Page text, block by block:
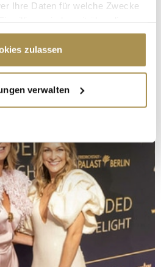
Ihre Daten für welche Zwecke
Klicken auf das Privacy
widerrufen
Ihre geografische Lage
auf einige Meter genau sein
(Fingerprinting) identifizieren
wie Ihre persönlichen Daten
legen Sie Ihre Präferenzen im
fest.
um Inhalte und Anzeigen zu
für soziale Medien anbieten
auf unsere Website zu
zulassen
verwalten